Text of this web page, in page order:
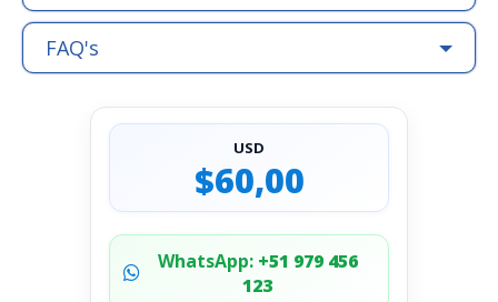
FAQ's
USD
$60,00
WhatsApp:+51 979 456
123